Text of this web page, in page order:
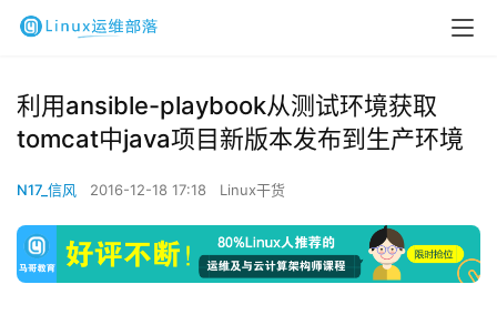
利用ansible-playbook从测试环境获取
tomcat中java项目新版本发布到生产环境
N17_信风 2016-12-18 17:18 Linux干货